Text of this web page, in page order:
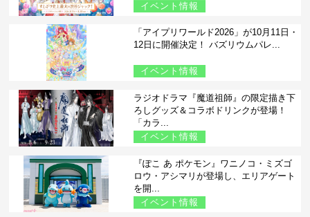
イベント情報
「アイプリワールド2026」が10月11日・
12日に開催決定！ バズリウムパレ...
イベント情報
ラジオドラマ『魔道祖師』の限定描き下
ろしグッズ＆コラボドリンクが登場！
「カラ...
イベント情報
『ぽこ あ ポケモン』ワニノコ・ミズゴ
ロウ・アシマリが登場し、エリアゲート
を開...
イベント情報